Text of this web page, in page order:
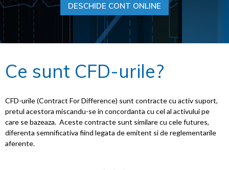
DESCHIDE CONT ONLINE
Ce sunt CFD-urile?
CFD-urile (Contract For Difference) sunt contracte cu activ suport,
pretul acestora miscandu-se in concordanta cu cel al activului pe
care se bazeaza. Aceste contracte sunt similare cu cele futures,
diferenta semnificativa fiind legata de emitent si de reglementarile
aferente.